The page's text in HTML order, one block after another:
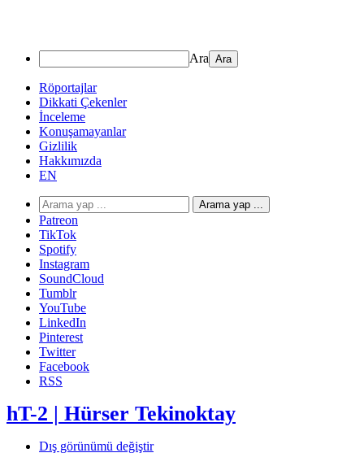
Ara
Röportajlar
Dikkati Çekenler
İnceleme
Konuşamayanlar
Gizlilik
Hakkımızda
EN
Arama yap ...
Patreon
TikTok
Spotify
Instagram
SoundCloud
Tumblr
YouTube
LinkedIn
Pinterest
Twitter
Facebook
RSS
hT-2 | Hürser Tekinoktay
Dış görünümü değiştir